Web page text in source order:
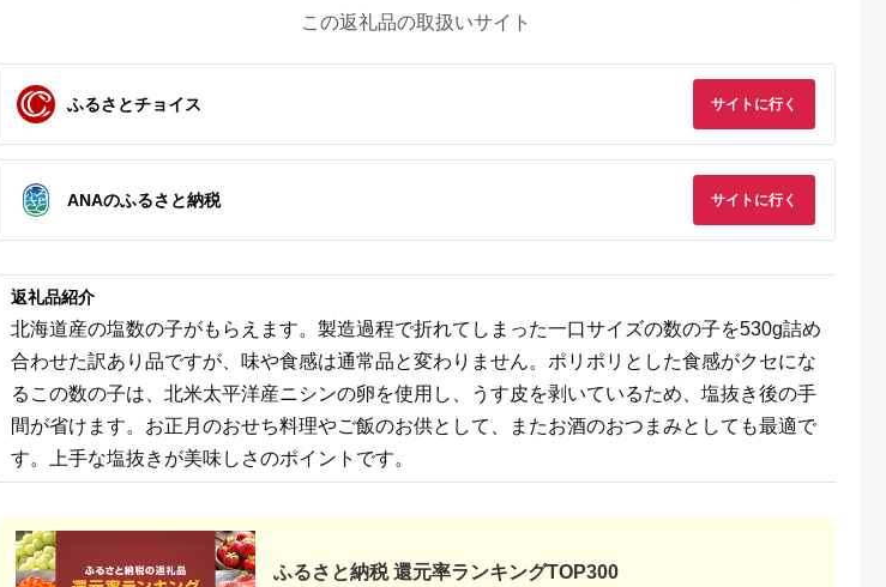
県 石巻市
5.0
額:8,000円
北海道 留萌市
ズノコ おせち 高
級 ギフト
5.0
楽】[ABDI001]
5.0
魚介類】(H024116)
5.0
出典：ふるなび
5.0
出典：ふるさとプレ
北海道 鹿部町
この返礼品の取扱いサイト
ふるさとチョイス サイトに行く
ANAのふるさと納税 サイトに行く
返礼品紹介
北海道産の塩数の子がもらえます。製造過程で折れてしまった一口サイズの数の子を530g詰め
合わせた訳あり品ですが、味や食感は通常品と変わりません。ポリポリとした食感がクセにな
るこの数の子は、北米太平洋産ニシンの卵を使用し、うす皮を剥いているため、塩抜き後の手
間が省けます。お正月のおせち料理やご飯のお供として、またお酒のおつまみとしても最適で
す。上手な塩抜きが美味しさのポイントです。
ふるさと納税 還元率ランキングTOP300